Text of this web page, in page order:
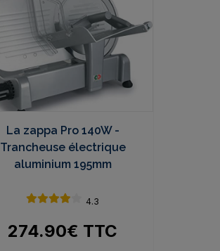
La zappa Pro 140W -
Trancheuse électrique
aluminium 195mm
4.3
274.90€ TTC